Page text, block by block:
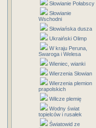
Słowianie Połabscy
Słowianie
Wschodni
Słowiańska dusza
Ukraiński Olimp
W kraju Peruna,
Swaroga i Welesa
Wieniec, wianki
Wierzenia Słowian
Wierzenia plemion
prapolskich
Wilcze plemię
Wodny świat
topielców i rusałek
Światowid ze